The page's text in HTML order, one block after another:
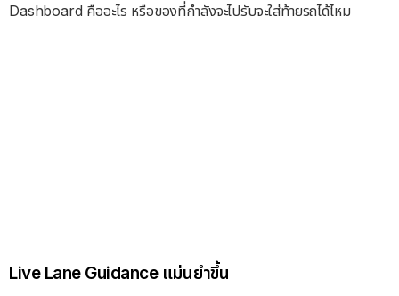
Dashboard คืออะไร หรือของที่กำลังจะไปรับจะใส่ท้ายรถได้ไหม
Live Lane Guidance แม่นยำขึ้น